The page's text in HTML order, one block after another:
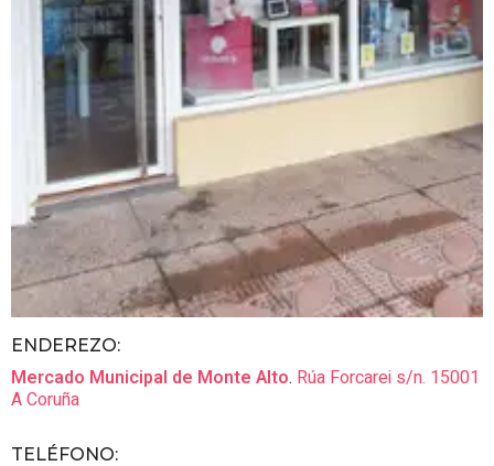
ENDEREZO:
Mercado Municipal de Monte Alto. Rúa Forcarei s/n. 15001
A Coruña
TELÉFONO: